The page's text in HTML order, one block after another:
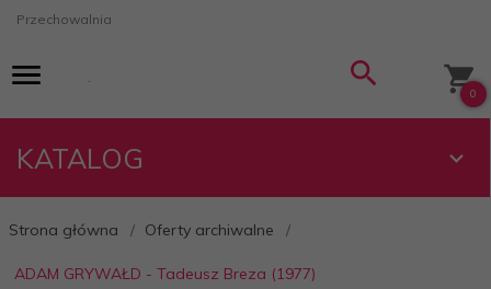
Przechowalnia
0
KATALOG
Strona główna Oferty archiwalne
ADAM GRYWAŁD - Tadeusz Breza (1977)